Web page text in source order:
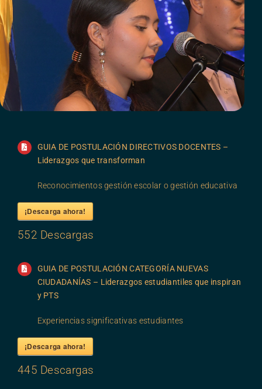
Mova
Noticias
Contáctanos
GUIA DE POSTULACIÓN DIRECTIVOS DOCENTES –
Liderazgos que transforman
Reconocimientos gestión escolar o gestión educativa
¡Descarga ahora!
552 Descargas
GUIA DE POSTULACIÓN CATEGORÍA NUEVAS
CIUDADANÍAS – Liderazgos estudiantiles que inspiran
y PTS
Experiencias significativas estudiantes
¡Descarga ahora!
445 Descargas